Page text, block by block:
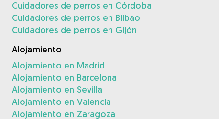
Cuidadores de perros en Córdoba
Cuidadores de perros en Bilbao
Cuidadores de perros en Gijón
Alojamiento
Alojamiento en Madrid
Alojamiento en Barcelona
Alojamiento en Sevilla
Alojamiento en Valencia
Alojamiento en Zaragoza